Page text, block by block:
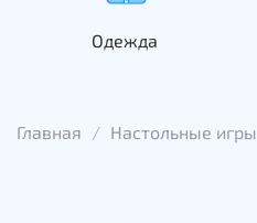
Одежда
Главная Настольные игры